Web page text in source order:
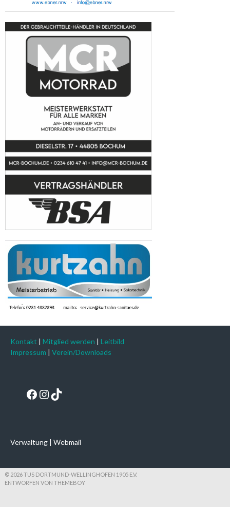
Kontakt | Mitglied werden | Leitbild
Impressum | Verein/Downloads
Facebook
Instagram
TikTok
Verwaltung | Webmail
© 2026 TUS DORTMUND-WELLINGHOFEN 1905 E.V.
ENTWORFEN VON THEMEBOY